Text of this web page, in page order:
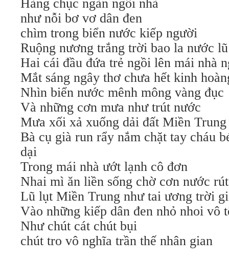
Hàng chục ngàn ngôi nhà
như nỗi bơ vơ dân đen
chìm trong biển nước kiếp người
Ruộng nương trắng trời bao la nước lũ
Hai cái đầu đứa trẻ ngồi lên mái nhà
Mắt sáng ngây thơ chưa hết kinh
Nhìn biển nước mênh mông vàng đục
Và những cơn mưa như trút nước
Mưa xối xả xuống dải đất Miền
Bà cụ già run rẩy nắm chặt tay cháu
dại
Trong mái nhà ướt lạnh cô đơn
Nhai mì ăn liền sống chờ cơn nước rút
Lũ lụt Miền Trung như tai ương trời
Vào những kiếp dân đen nhỏ nhoi vô
Như chút cát chút bụi
chút tro vô nghĩa trần thế nhân gian